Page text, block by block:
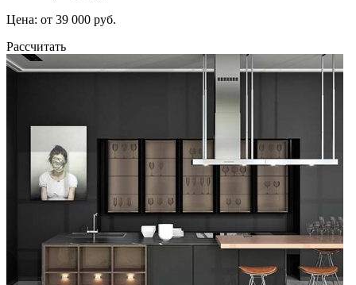
Цена: от 39 000 руб.
Рассчитать